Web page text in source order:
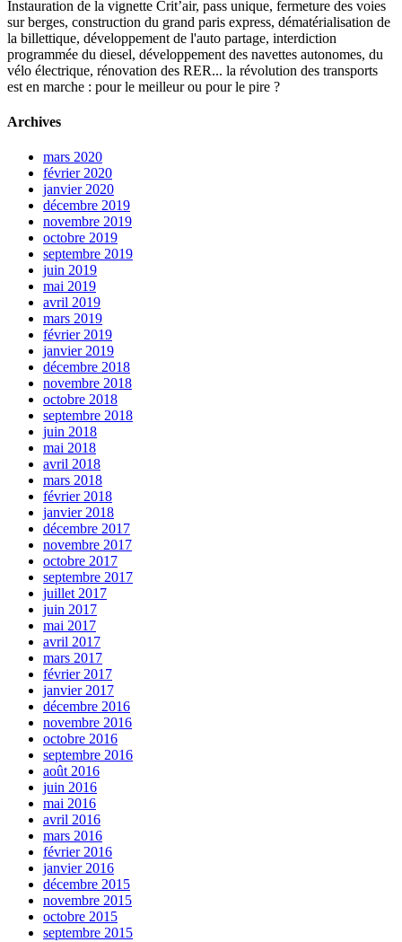
Instauration de la vignette Crit’air, pass unique, fermeture des voies
sur berges, construction du grand paris express, dématérialisation de
la billettique, développement de l'auto partage, interdiction
programmée du diesel, développement des navettes autonomes, du
vélo électrique, rénovation des RER... la révolution des transports
est en marche : pour le meilleur ou pour le pire ?
Archives
mars 2020
février 2020
janvier 2020
décembre 2019
novembre 2019
octobre 2019
septembre 2019
juin 2019
mai 2019
avril 2019
mars 2019
février 2019
janvier 2019
décembre 2018
novembre 2018
octobre 2018
septembre 2018
juin 2018
mai 2018
avril 2018
mars 2018
février 2018
janvier 2018
décembre 2017
novembre 2017
octobre 2017
septembre 2017
juillet 2017
juin 2017
mai 2017
avril 2017
mars 2017
février 2017
janvier 2017
décembre 2016
novembre 2016
octobre 2016
septembre 2016
août 2016
juin 2016
mai 2016
avril 2016
mars 2016
février 2016
janvier 2016
décembre 2015
novembre 2015
octobre 2015
septembre 2015